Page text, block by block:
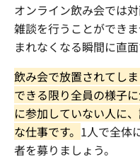
オンライン飲み会では
雑談を行うことができ
まれなくなる瞬間に直
飲み会で放置されてし
できる限り全員の様子
に参加していない人に
な仕事です。 1人で全体
者を募りましょう。